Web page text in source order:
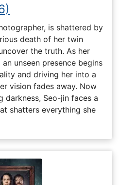
is shattered by
death of her twin
the truth. As her
unseen presence begins
and driving her into a
vision fades away. Now
darkness, Seo-jin faces a
shatters everything she